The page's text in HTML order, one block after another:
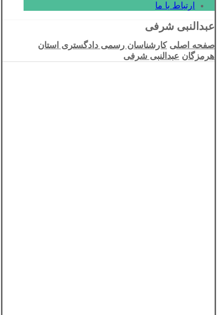
ارتباط با ما
عبدالنبی شرفی
صفحه اصلی کارشناسان رسمی دادگستری استان
هرمزگان عبدالنبی شرفی